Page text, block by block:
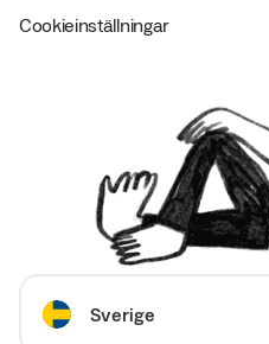
Cookieinställningar
Sverige